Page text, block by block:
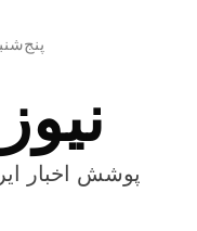
پوشش اخبار